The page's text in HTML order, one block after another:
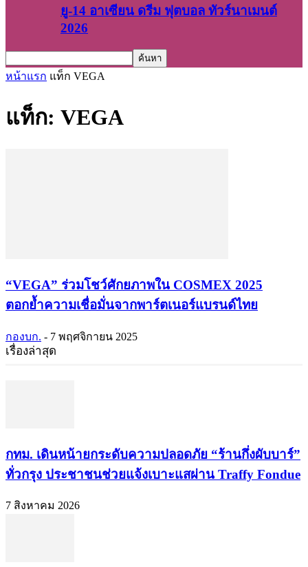
ยู-14 อาเซียน ดรีม ฟุตบอล ทัวร์นาเมนต์
2026
หน้าแรก แท็ก VEGA
แท็ก: VEGA
“VEGA” ร่วมโชว์ศักยภาพใน COSMEX 2025
ตอกย้ำความเชื่อมั่นจากพาร์ตเนอร์แบรนด์ไทย
กองบก. - 7 พฤศจิกายน 2025
เรื่องล่าสุด
กทม. เดินหน้ายกระดับความปลอดภัย “ร้านกึ่งผับบาร์”
ทั่วกรุง ประชาชนช่วยแจ้งเบาะแสผ่าน Traffy Fondue
7 สิงหาคม 2026